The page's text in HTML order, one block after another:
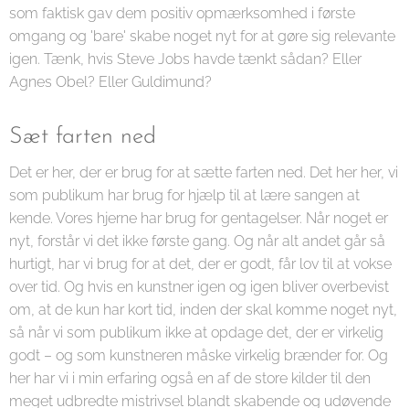
som faktisk gav dem positiv opmærksomhed i første
omgang og 'bare' skabe noget nyt for at gøre sig relevante
igen. Tænk, hvis Steve Jobs havde tænkt sådan? Eller
Agnes Obel? Eller Guldimund?
Sæt farten ned
Det er her, der er brug for at sætte farten ned. Det her her, vi
som publikum har brug for hjælp til at lære sangen at
kende. Vores hjerne har brug for gentagelser. Når noget er
nyt, forstår vi det ikke første gang. Og når alt andet går så
hurtigt, har vi brug for at det, der er godt, får lov til at vokse
over tid. Og hvis en kunstner igen og igen bliver overbevist
om, at de kun har kort tid, inden der skal komme noget nyt,
så når vi som publikum ikke at opdage det, der er virkelig
godt – og som kunstneren måske virkelig brænder for. Og
her har vi i min erfaring også en af de store kilder til den
meget udbredte mistrivsel blandt skabende og udøvende